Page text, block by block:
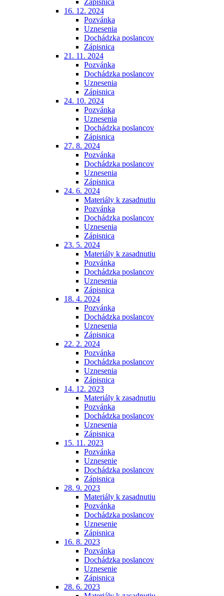
Zápisnica
16. 12. 2024
Pozvánka
Uznesenia
Dochádzka poslancov
Zápisnica
21. 11. 2024
Pozvánka
Dochádzka poslancov
Uznesenia
Zápisnica
24. 10. 2024
Pozvánka
Uznesenia
Dochádzka poslancov
Zápisnica
27. 8. 2024
Pozvánka
Dochádzka poslancov
Uznesenia
Zápisnica
24. 6. 2024
Materiály k zasadnutiu
Pozvánka
Dochádzka poslancov
Uznesenia
Zápisnica
23. 5. 2024
Materiály k zasadnutiu
Pozvánka
Dochádzka poslancov
Uznesenia
Zápisnica
18. 4. 2024
Pozvánka
Dochádzka poslancov
Uznesenia
Zápisnica
22. 2. 2024
Pozvánka
Dochádzka poslancov
Uznesenia
Zápisnica
14. 12. 2023
Materiály k zasadnutiu
Pozvánka
Dochádzka poslancov
Uznesenia
Zápisnica
15. 11. 2023
Pozvánka
Uznesenie
Dochádzka poslancov
Zápisnica
28. 9. 2023
Materiály k zasadnutiu
Pozvánka
Dochádzka poslancov
Uznesenie
Zápisnica
16. 8. 2023
Pozvánka
Dochádzka poslancov
Uznesenie
Zápisnica
28. 6. 2023